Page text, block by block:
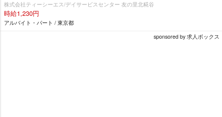
株式会社ティーシーエス/デイサービスセンター 友の里北糀谷
時給1,230円
アルバイト・パート / 東京都
sponsored by 求人ボックス